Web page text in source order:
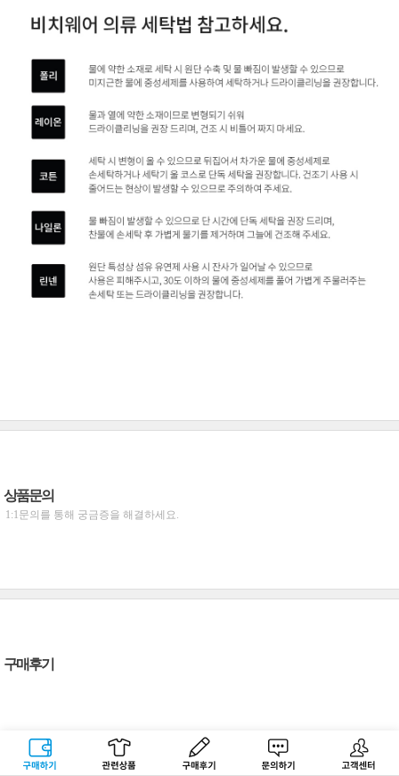
구매하기 관련상품 상품후기 문의하기 고객센터
상품문의
1:1문의를 통해 궁금증을 해결하세요.
구매후기